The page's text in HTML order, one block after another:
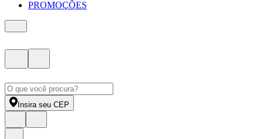
PROMOÇÕES
Insira seu CEP